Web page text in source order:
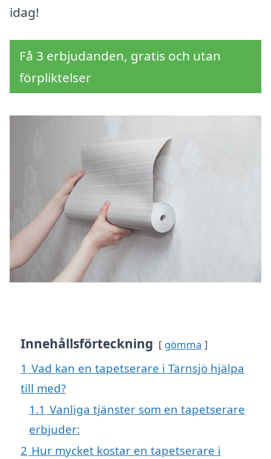
idag!
Få 3 erbjudanden, gratis och utan
förpliktelser
Innehållsförteckning gömma
1 Vad kan en tapetserare i Tärnsjö hjälpa
till med?
1.1 Vanliga tjänster som en tapetserare
erbjuder:
2 Hur mycket kostar en tapetserare i